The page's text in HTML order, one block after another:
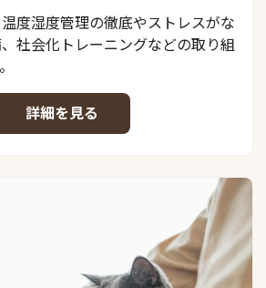
度湿度管理の徹底やストレスがな
社会化トレーニングなどの取り組
詳細を見る